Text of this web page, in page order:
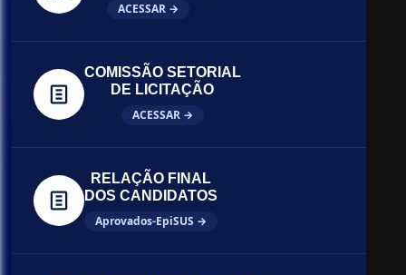
ACESSAR →
COMISSÃO SETORIAL
DE LICITAÇÃO
ACESSAR →
RELAÇÃO FINAL
DOS CANDIDATOS
Aprovados-EpiSUS →